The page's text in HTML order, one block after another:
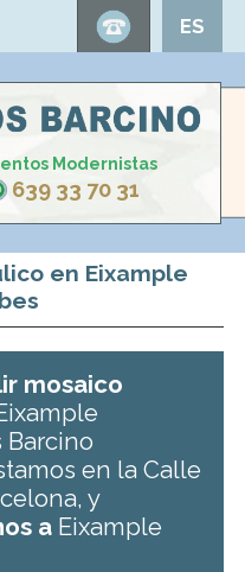
ES
Modernistas
639 33 70 31
en Eixample
mosaico
Barcino
en la Calle
y
a Eixample